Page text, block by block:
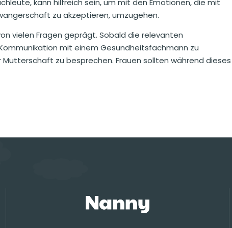
zu akzeptieren, umzugehen.
vielen Fragen geprägt. Sobald die relevanten
mit einem Gesundheitsfachmann zu
zu besprechen. Frauen sollten während dieses